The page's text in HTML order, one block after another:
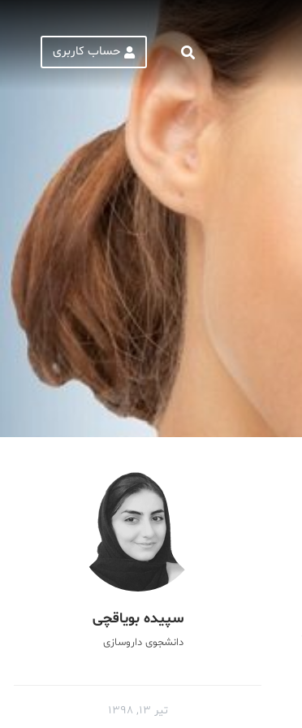
حساب کاربری
سپیده بویاقچی
دانشجوى داروسازى
تیر ۱۳, ۱۳۹۸